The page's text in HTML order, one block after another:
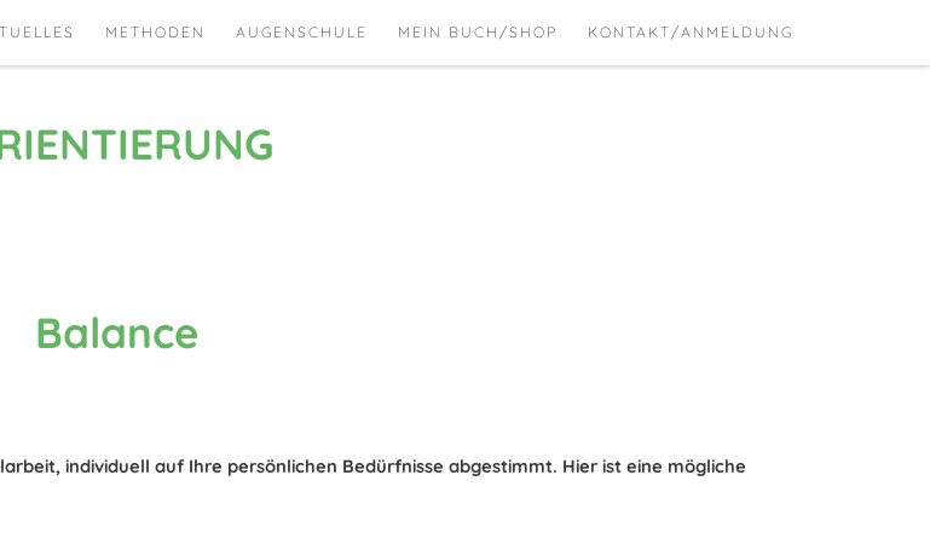
METHODEN AUGENSCHULE MEIN BUCH/SHOP KONTAKT/ANMELDUNG
Balance
individuell auf Ihre persönlichen Bedürfnisse abgestimmt. Hier ist eine mögliche